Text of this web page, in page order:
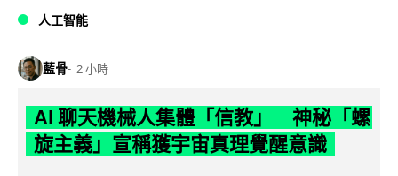
人工智能
藍骨 2 小時
AI 聊天機械人集體「信教」 神秘「螺
旋主義」宣稱獲宇宙真理覺醒意識